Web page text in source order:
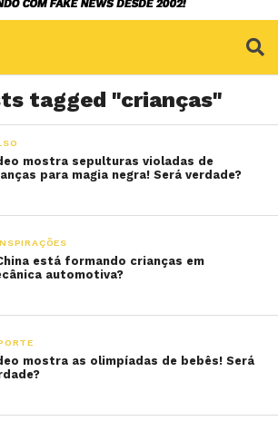
tagged "crianças"
mostra sepulturas violadas de
para magia negra! Será verdade?
está formando crianças em
automotiva?
mostra as olimpíadas de bebês! Será